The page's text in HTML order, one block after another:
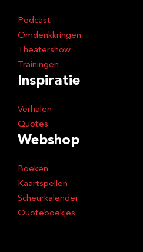
Podcast
Omdenkkringen
Theatershow
Trainingen
Inspiratie
Verhalen
Quotes
Webshop
Boeken
Kaartspellen
Scheurkalender
Quoteboekjes